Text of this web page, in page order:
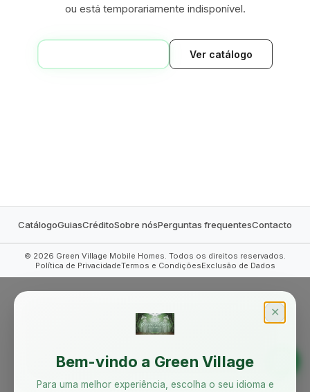
ou está temporariamente indisponível.
Ver catálogo
CatálogoGuiasCréditoSobre nósPerguntas frequentesContacto
© 2026 Green Village Mobile Homes. Todos os direitos reservados.
Política de PrivacidadeTermos e CondiçõesExclusão de Dados
✕
Bem-vindo a Green Village
Para uma melhor experiência, escolha o seu idioma e